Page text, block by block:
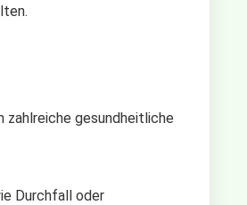
zahlreiche gesundheitliche
Durchfall oder